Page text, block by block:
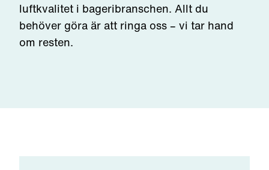
luftkvalitet i bageribranschen. Allt du
behöver göra är att ringa oss – vi tar hand
om resten.